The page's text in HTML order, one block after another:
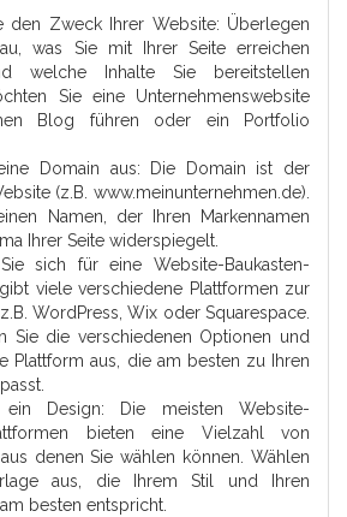
den Zweck Ihrer Website: Überlegen
was Sie mit Ihrer Seite erreichen
welche Inhalte Sie bereitstellen
Sie eine Unternehmenswebsite
Blog führen oder ein Portfolio
Domain aus: Die Domain ist der
(z.B. www.meinunternehmen.de).
Namen, der Ihren Markennamen
Ihrer Seite widerspiegelt.
sich für eine Website-Baukasten-
viele verschiedene Plattformen zur
WordPress, Wix oder Squarespace.
Sie die verschiedenen Optionen und
Plattform aus, die am besten zu Ihren
Design: Die meisten Website-
bieten eine Vielzahl von
denen Sie wählen können. Wählen
aus, die Ihrem Stil und Ihren
besten entspricht.